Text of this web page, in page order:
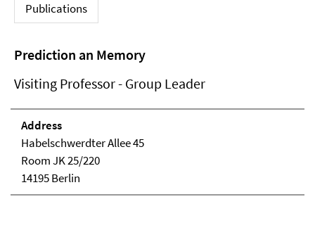
Publications
Prediction an Memory
Visiting Professor - Group Leader
Address
Habelschwerdter Allee 45
Room JK 25/220
14195 Berlin